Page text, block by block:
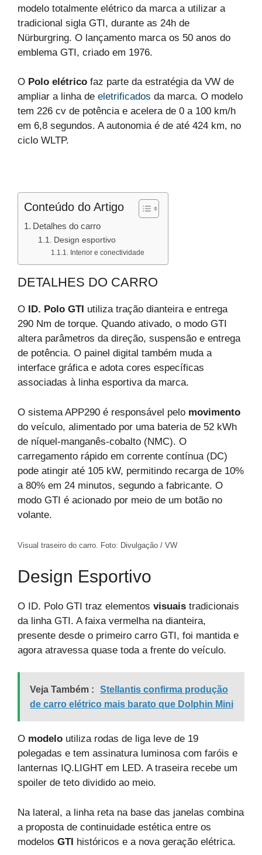
modelo totalmente elétrico da marca a utilizar a
tradicional sigla GTI, durante as 24h de
Nürburgring. O lançamento marca os 50 anos do
emblema GTI, criado em 1976.
O Polo elétrico faz parte da estratégia da VW de
ampliar a linha de eletrificados da marca. O modelo
tem 226 cv de potência e acelera de 0 a 100 km/h
em 6,8 segundos. A autonomia é de até 424 km, no
ciclo WLTP.
Conteúdo do Artigo
Detalhes do carro
Design esportivo
Interior e conectividade
DETALHES DO CARRO
O ID. Polo GTI utiliza tração dianteira e entrega
290 Nm de torque. Quando ativado, o modo GTI
altera parâmetros da direção, suspensão e entrega
de potência. O painel digital também muda a
interface gráfica e adota cores específicas
associadas à linha esportiva da marca.
O sistema APP290 é responsável pelo movimento
do veículo, alimentado por uma bateria de 52 kWh
de níquel-manganês-cobalto (NMC). O
carregamento rápido em corrente contínua (DC)
pode atingir até 105 kW, permitindo recarga de 10%
a 80% em 24 minutos, segundo a fabricante. O
modo GTI é acionado por meio de um botão no
volante.
Visual traseiro do carro. Foto: Divulgação / VW
Design Esportivo
O ID. Polo GTI traz elementos visuais tradicionais
da linha GTI. A faixa vermelha na dianteira,
presente desde o primeiro carro GTI, foi mantida e
agora atravessa quase toda a frente do veículo.
Veja Também :
Stellantis confirma produção
de carro elétrico mais barato que Dolphin Mini
O modelo utiliza rodas de liga leve de 19
polegadas e tem assinatura luminosa com faróis e
lanternas IQ.LIGHT em LED. A traseira recebe um
spoiler de teto dividido ao meio.
Na lateral, a linha reta na base das janelas combina
a proposta de continuidade estética entre os
modelos GTI históricos e a nova geração elétrica.